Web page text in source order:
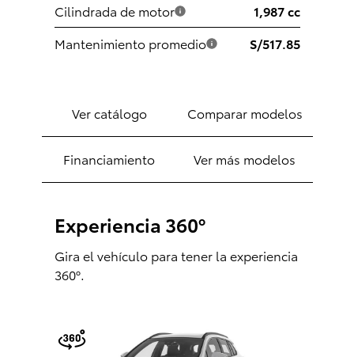
Consultas Reclamos 0-800-00669
Cilindrada de motor
1,987 cc
Mantenimiento promedio
S/517.85
Ver catálogo Comparar modelos
Financiamiento Ver más modelos
Experiencia 360º
Gira el vehículo para tener la experiencia
360º.